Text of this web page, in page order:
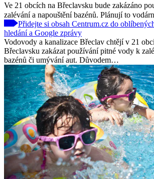
Ve 21 obcích na Břeclavsku bude zakázáno
zalévání a napouštění bazénů. Plánují to
Přidejte si obsah Centrum.cz do
hledání a Google zprávy
Vodovody a kanalizace Břeclav chtějí v 21
Břeclavsku zakázat používání pitné vody k
bazénů či umývání aut. Důvodem…